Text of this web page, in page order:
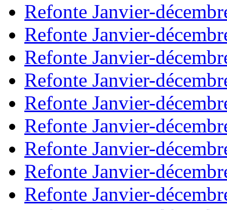
Refonte Janvier-
Refonte Janvier-
Refonte Janvier-
Refonte Janvier-
Refonte Janvier-
Refonte Janvier-
Refonte Janvier-
Refonte Janvier-
Refonte Janvier-